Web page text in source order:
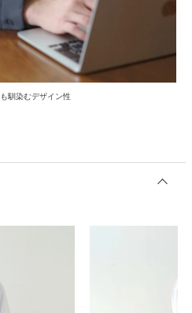
馴染むデザイン性